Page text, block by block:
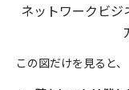
ネットワークビ
この図だけを見ると、